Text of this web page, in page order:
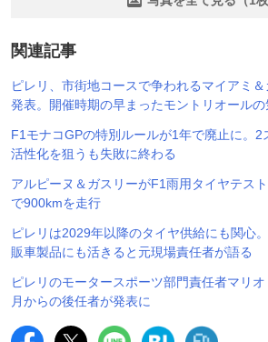
関連記事
ピレリ、市街地コースで争われるマイアミ
発表。開催時期の早まったモントリオール
F1モナコGPの特別ルールが1年で廃止に。2
活性化を狙うも失敗に終わる
アルピーヌ＆ガスリーがF1雨用タイヤテス
で900kmを走行
ピレリは2029年以降のタイヤ供給にも関心
販車製品にも活きると元現場責任者が語る
ピレリのモータースポーツ部門責任者マリ
月からの後任者が発表に